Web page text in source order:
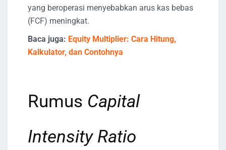
yang beroperasi menyebabkan arus kas bebas
(FCF) meningkat.
Baca juga: Equity Multiplier: Cara Hitung,
Kalkulator, dan Contohnya
Rumus Capital
Intensity Ratio